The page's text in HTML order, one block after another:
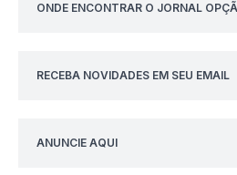
ONDE ENCONTRAR O JORNAL
RECEBA NOVIDADES EM SEU EMAIL
ANUNCIE AQUI